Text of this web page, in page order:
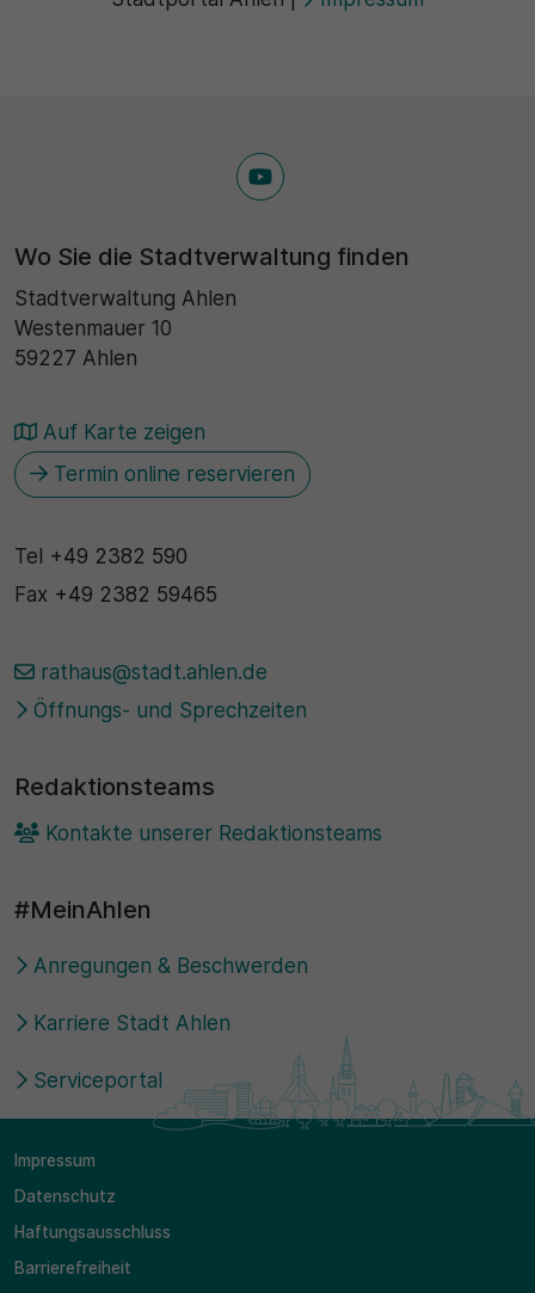
Wo Sie die Stadtverwaltung finden
Stadtverwaltung Ahlen
Westenmauer 10
59227 Ahlen
Auf Karte zeigen
Termin online reservieren
Tel +49 2382 590
Fax +49 2382 59465
rathaus@stadt.ahlen.de
Öffnungs- und Sprechzeiten
Redaktionsteams
Kontakte unserer Redaktionsteams
#MeinAhlen
Anregungen & Beschwerden
Karriere Stadt Ahlen
Serviceportal
Impressum
Datenschutz
Haftungsausschluss
Barrierefreiheit